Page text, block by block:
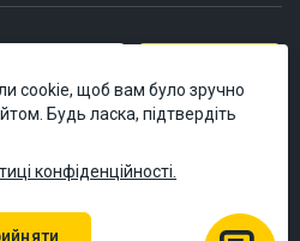
cookie, щоб вам було зручно
Будь ласка, підтвердіть
конфіденційності.